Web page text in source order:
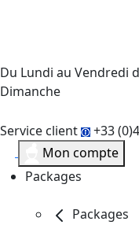
Du Lundi au Vendredi
Dimanche
Service client
+33
Mon compte
Packages
Packages